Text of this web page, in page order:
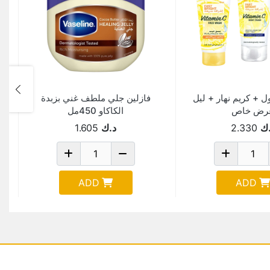
+ كريم نهار + ليل
خاص
2.330
ADD
فازلين جلي ملطف غني بزبدة
الكاكاو 450مل
د.ك 1.605
ADD